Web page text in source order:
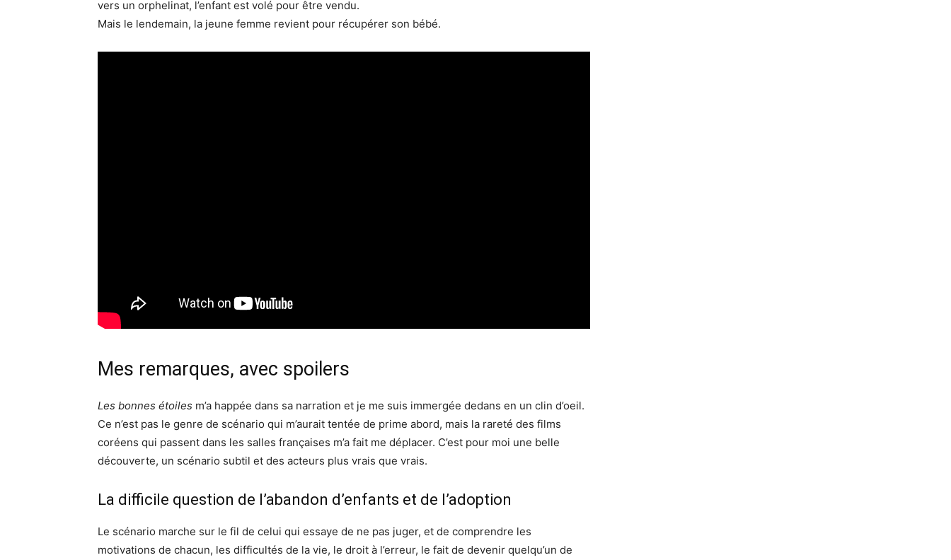
vers un orphelinat, l’enfant est volé pour être vendu.
Mais le lendemain, la jeune femme revient pour récupérer son bébé.
Mes remarques, avec spoilers
Les bonnes étoiles m’a happée dans sa narration et je me suis immergée dedans en un clin d’oeil.
Ce n’est pas le genre de scénario qui m’aurait tentée de prime abord, mais la rareté des films
coréens qui passent dans les salles françaises m’a fait me déplacer. C’est pour moi une belle
découverte, un scénario subtil et des acteurs plus vrais que vrais.
La difficile question de l’abandon d’enfants et de l’adoption
Le scénario marche sur le fil de celui qui essaye de ne pas juger, et de comprendre les
motivations de chacun, les difficultés de la vie, le droit à l’erreur, le fait de devenir quelqu’un de